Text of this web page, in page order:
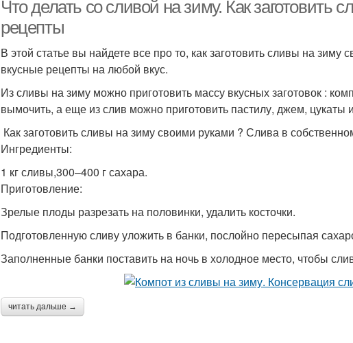
Аджика со сливами
Ткемали из желтой
Что делать со сливой на зиму. Как
рецепты
В этой статье вы найдете все про то, как заготовить сливы на
вкусные рецепты на любой вкус.
Из сливы на зиму можно приготовить массу вкусных заготовок :
вымочить, а еще из слив можно приготовить пастилу, джем, цукаты
Как заготовить сливы на зиму своими руками ? Слива в
Ингредиенты:
1 кг сливы,300–400 г сахара.
Приготовление:
Зрелые плоды разрезать на половинки, удалить косточки.
Подготовленную сливу уложить в банки, послойно пересыпая
Заполненные банки поставить на ночь в холодное место, чтобы
читать дальше →